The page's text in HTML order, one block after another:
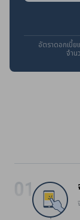
อัตราดอกเบี้ย
จำ